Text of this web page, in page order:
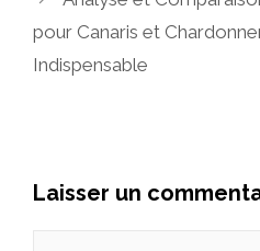
pour Canaris et
Indispensable
Laisser un